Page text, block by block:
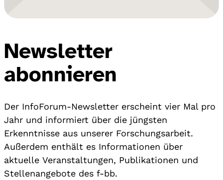
Newsletter
abonnieren
Der InfoForum-Newsletter erscheint vier Mal pro
Jahr und informiert über die jüngsten
Erkenntnisse aus unserer Forschungsarbeit.
Außerdem enthält es Informationen über
aktuelle Veranstaltungen, Publikationen und
Stellenangebote des f-bb.